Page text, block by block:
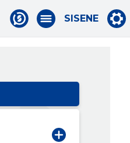
SISENE